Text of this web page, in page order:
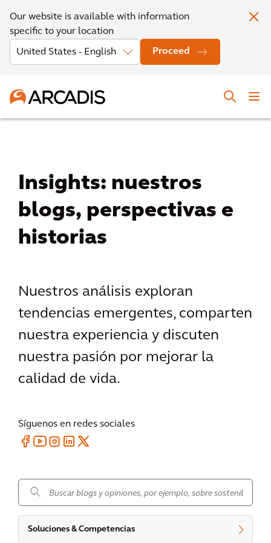
Our website is available with information
specific to your location
Proceed
Insights: nuestros
blogs, perspectivas e
historias
Nuestros análisis exploran
tendencias emergentes, comparten
nuestra experiencia y discuten
nuestra pasión por mejorar la
calidad de vida.
Síguenos en redes sociales
Soluciones & Competencias